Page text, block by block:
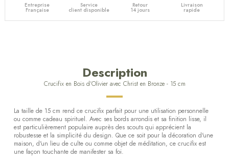
Entreprise
Française
Service
client disponible
Retour
14 jours
Livraison
rapide
Description
Crucifix en Bois d'Olivier avec Christ en Bronze - 15 cm
La taille de 15 cm rend ce crucifix parfait pour une utilisation personnelle
ou comme cadeau spirituel. Avec ses bords arrondis et sa finition lisse, il
est particulièrement populaire auprès des scouts qui apprécient la
robustesse et la simplicité du design. Que ce soit pour la décoration d'une
maison, d'un lieu de culte ou comme objet de méditation, ce crucifix est
une façon touchante de manifester sa foi.